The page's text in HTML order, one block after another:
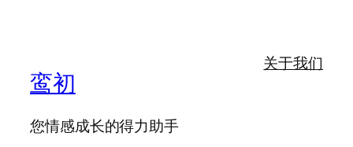
鸾初
您情感成长的得力助手
关于我们